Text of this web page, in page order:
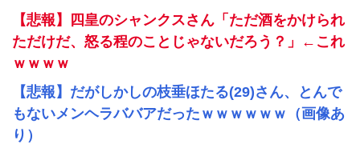
【悲報】四皇のシャンクスさん「ただ酒をかけられ
ただけだ、怒る程のことじゃないだろう？」←これ
ｗｗｗｗ
【悲報】だがしかしの枝垂ほたる(29)さん、とんで
もないメンヘラババアだったｗｗｗｗｗｗ（画像あ
り）